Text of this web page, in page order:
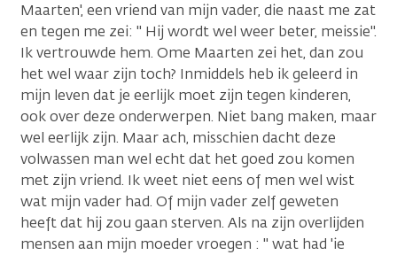
Maarten', een vriend van mijn vader, die naast me zat
en tegen me zei: " Hij wordt wel weer beter, meissie".
Ik vertrouwde hem. Ome Maarten zei het, dan zou
het wel waar zijn toch? Inmiddels heb ik geleerd in
mijn leven dat je eerlijk moet zijn tegen kinderen,
ook over deze onderwerpen. Niet bang maken, maar
wel eerlijk zijn. Maar ach, misschien dacht deze
volwassen man wel echt dat het goed zou komen
met zijn vriend. Ik weet niet eens of men wel wist
wat mijn vader had. Of mijn vader zelf geweten
heeft dat hij zou gaan sterven. Als na zijn overlijden
mensen aan mijn moeder vroegen : " wat had 'ie